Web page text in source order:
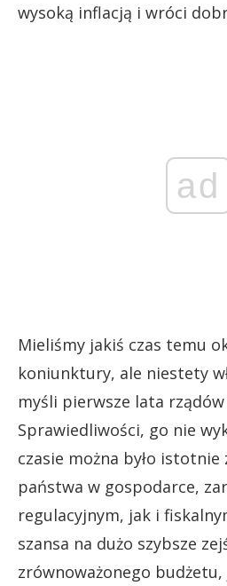
wysoką inflacją i wróci
ad
Mieliśmy jakiś czas temu
koniunktury, ale niestety
myśli pierwsze lata
Sprawiedliwości, go nie
czasie można było
państwa w gospodarce,
regulacyjnym, jak i
szansa na dużo szybsze
zrównoważonego